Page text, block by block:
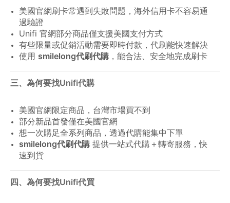
美國官網刷卡常遇到失敗問題，海外信用卡不容易通
過驗證
Unifi 官網部分商品僅支援美國支付方式
有些限量或促銷活動需要即時付款，代刷能快速解決
使用 smilelong代刷代購，能合法、安全地完成刷卡
三、為何要找Unifi代購
美國官網限定商品，台灣市場買不到
部分新品首發僅在美國官網
想一次購足全系列商品，透過代購能集中下單
smilelong代刷代購提供一站式代購＋轉寄服務，快
速到貨
四、為何要找Unifi代買